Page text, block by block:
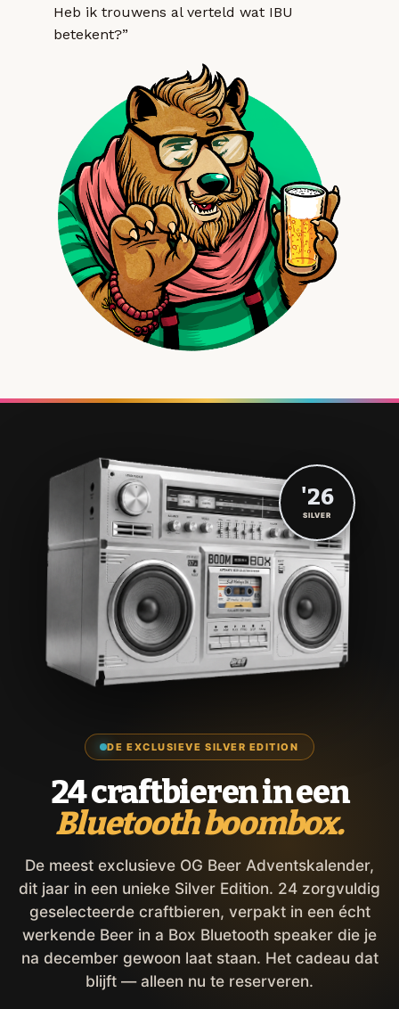
Heb ik trouwens al verteld wat IBU
betekent?”
DE EXCLUSIEVE SILVER EDITION
24 craftbieren in een
Bluetooth boombox.
De meest exclusieve OG Beer Adventskalender,
dit jaar in een unieke Silver Edition. 24 zorgvuldig
geselecteerde craftbieren, verpakt in een écht
werkende Beer in a Box Bluetooth speaker die je
na december gewoon laat staan. Het cadeau dat
blijft — alleen nu te reserveren.
'26
SILVER